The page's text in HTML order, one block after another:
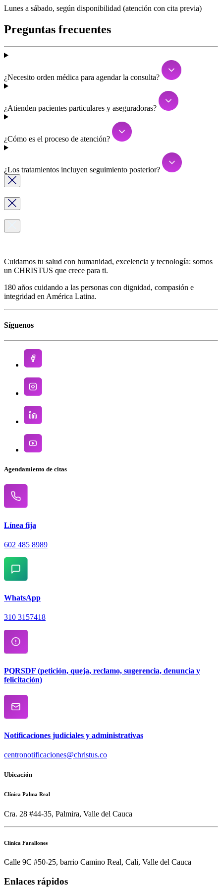
Lunes a sábado, según disponibilidad (atención con cita previa)
Preguntas frecuentes
¿Necesito orden médica para agendar la consulta?
¿Atienden pacientes particulares y aseguradoras?
¿Cómo es el proceso de atención?
¿Los tratamientos incluyen seguimiento posterior?
Cuidamos tu salud con humanidad, excelencia y tecnología: somos
un CHRISTUS que crece para ti.
180 años cuidando a las personas con dignidad, compasión e
integridad en América Latina.
Síguenos
Agendamiento de citas
Línea fija
602 485 8989
WhatsApp
310 3157418
PQRSDF (petición, queja, reclamo, sugerencia, denuncia y
felicitación)
Notificaciones judiciales y administrativas
centronotificaciones@christus.co
Ubicación
Clínica Palma Real
Cra. 28 #44-35, Palmira, Valle del Cauca
Clínica Farallones
Calle 9C #50-25, barrio Camino Real, Cali, Valle del Cauca
Enlaces rápidos